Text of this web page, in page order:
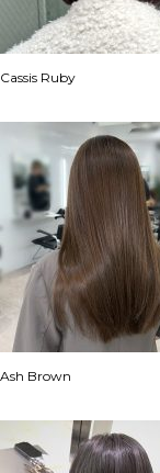
Cassis Ruby
Ash Brown